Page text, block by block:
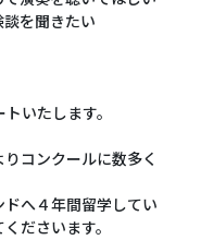
を聞きたい
いたします。
コンクールに数多く
へ４年間留学してい
ださいます。